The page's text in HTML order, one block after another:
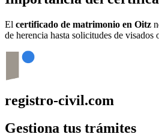
El certificado de matrimonio en Oitz
de herencia hasta solicitudes de
registro-civil.com
Gestiona tus trámites